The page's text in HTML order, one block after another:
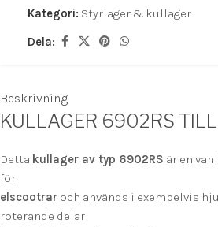
Kategori: Styrlager & kullager
Dela:
Beskrivning
KULLAGER 6902RS
Detta kullager av typ 6902RS är en
för
elscootrar och används i exempelvis
roterande delar